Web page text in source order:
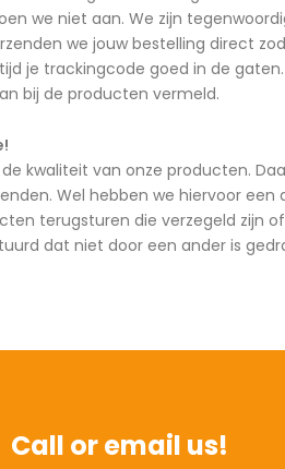
we niet aan. We zijn
we jouw bestelling direct
je trackingcode goed in de
bij de producten vermeld.
kwaliteit van onze producten.
Wel hebben we hiervoor
terugsturen die verzegeld zijn
dat niet door een ander is
Call or email us!